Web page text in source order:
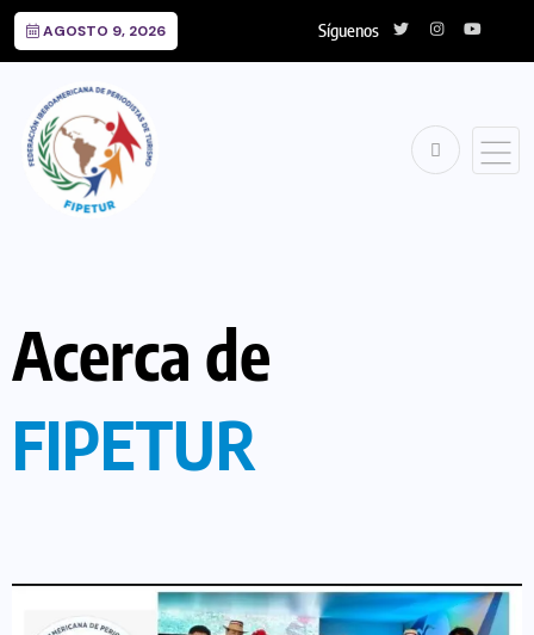
AGOSTO 9, 2026 Síguenos
Acerca de
FIPETUR